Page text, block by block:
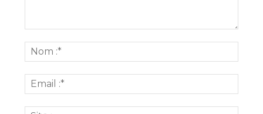
:*
:*